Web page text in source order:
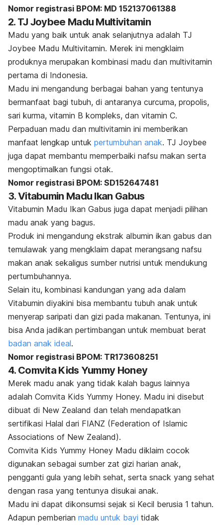
Nomor registrasi BPOM: MD 152137061388
2. TJ Joybee Madu Multivitamin
Madu yang baik untuk anak selanjutnya adalah TJ
Joybee Madu Multivitamin. Merek ini mengklaim
produknya merupakan kombinasi madu dan multivitamin
pertama di Indonesia.
Madu ini mengandung berbagai bahan yang tentunya
bermanfaat bagi tubuh, di antaranya curcuma, propolis,
sari kurma, vitamin B kompleks, dan vitamin C.
Perpaduan madu dan multivitamin ini memberikan
manfaat lengkap untuk pertumbuhan anak. TJ Joybee
juga dapat membantu memperbaiki nafsu makan serta
mengoptimalkan fungsi otak.
Nomor registrasi BPOM: SD152647481
3. Vitabumin Madu Ikan Gabus
Vitabumin Madu Ikan Gabus juga dapat menjadi pilihan
madu anak yang bagus.
Produk ini mengandung ekstrak albumin ikan gabus dan
temulawak yang mengklaim dapat merangsang nafsu
makan anak sekaligus sumber nutrisi untuk mendukung
pertumbuhannya.
Selain itu, kombinasi kandungan yang ada dalam
Vitabumin diyakini bisa membantu tubuh anak untuk
menyerap saripati dan gizi pada makanan. Tentunya, ini
bisa Anda jadikan pertimbangan untuk membuat berat
badan anak ideal.
Nomor registrasi BPOM: TR173608251
4. Comvita Kids Yummy Honey
Merek madu anak yang tidak kalah bagus lainnya
adalah Comvita Kids Yummy Honey. Madu ini disebut
dibuat di New Zealand dan telah mendapatkan
sertifikasi Halal dari FIANZ (Federation of Islamic
Associations of New Zealand).
Comvita Kids Yummy Honey Madu diklaim cocok
digunakan sebagai sumber zat gizi harian anak,
pengganti gula yang lebih sehat, serta snack yang sehat
dengan rasa yang tentunya disukai anak.
Madu ini dapat dikonsumsi sejak si Kecil berusia 1 tahun.
Adapun pemberian madu untuk bayi tidak